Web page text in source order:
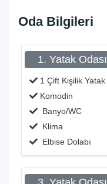
Oda Bilgileri
1. Yatak Odası
1 Çift Kişilik Yatak
Komodin
Banyo/WC
Klima
Elbise Dolabı